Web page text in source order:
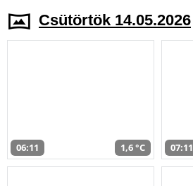
Csütörtök 14.05.2026
06:11 1,6 °C 07:11